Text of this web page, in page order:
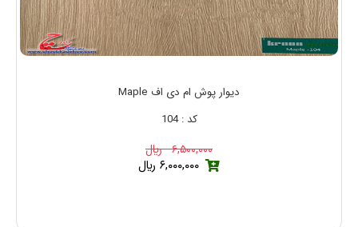
دیوار پوش ام دی اف Maple
کد : 104
۶,۵۰۰,۰۰۰ ريال
۶,۰۰۰,۰۰۰ ريال